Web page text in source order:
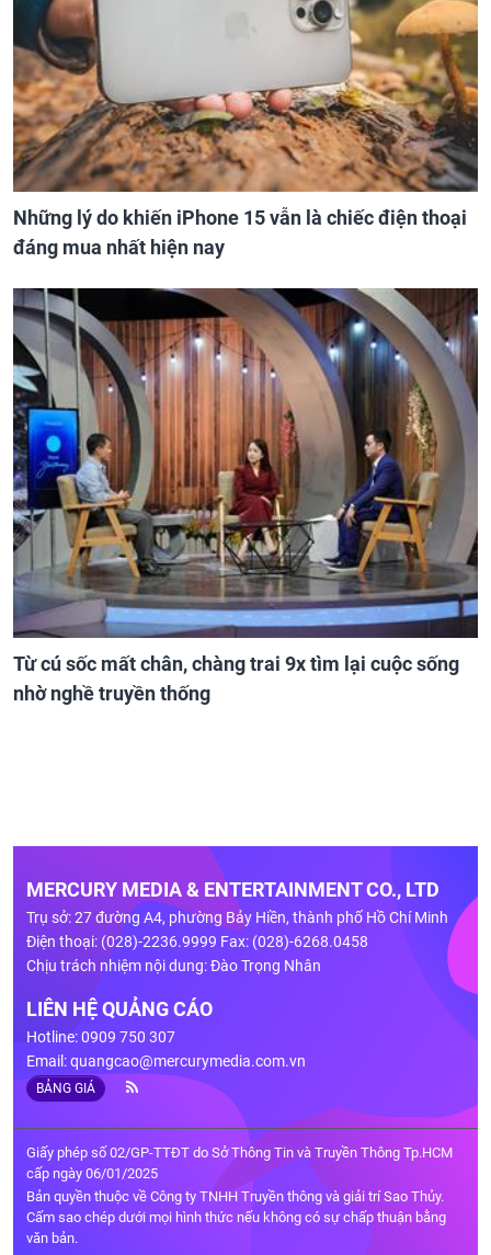
Những lý do khiến iPhone 15 vẫn là chiếc điện thoại
đáng mua nhất hiện nay
Từ cú sốc mất chân, chàng trai 9x tìm lại cuộc sống
nhờ nghề truyền thống
MERCURY MEDIA & ENTERTAINMENT CO., LTD
Trụ sở: 27 đường A4, phường Bảy Hiền, thành phố Hồ Chí Minh
Điện thoại: (028)-2236.9999 Fax: (028)-6268.0458
Chịu trách nhiệm nội dung: Đào Trọng Nhân
LIÊN HỆ QUẢNG CÁO
Hotline: 0909 750 307
Email:quangcao@mercurymedia.com.vn
BẢNG GIÁ
Giấy phép số 02/GP-TTĐT do Sở Thông Tin và Truyền Thông Tp.HCM
cấp ngày 06/01/2025
Bản quyền thuộc về Công ty TNHH Truyền thông và giải trí Sao Thủy.
Cấm sao chép dưới mọi hình thức nếu không có sự chấp thuận bằng
văn bản.